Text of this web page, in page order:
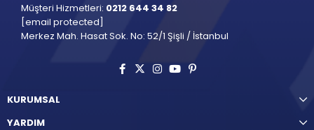
Müşteri Hizmetleri: 0212 644 34 82
[email protected]
Merkez Mah. Hasat Sok. No: 52/1 Şişli / İstanbul
KURUMSAL
YARDIM